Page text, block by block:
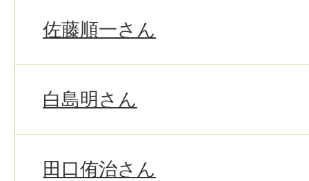
佐藤順一さん
白島明さん
田口侑治さん